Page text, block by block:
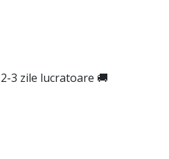
3 zile lucratoare 🚚